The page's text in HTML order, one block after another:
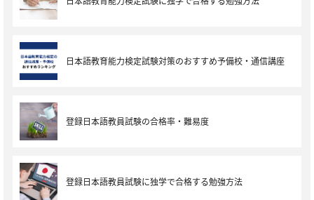
日本語教育能力検定試験対策のおすすめ予備校・通信講座
登録日本語教員試験の合格率・難易度
登録日本語教員試験に独学で合格する勉強方法